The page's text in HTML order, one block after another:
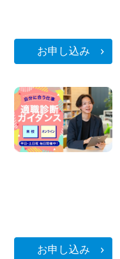
お申し込み
お申し込み